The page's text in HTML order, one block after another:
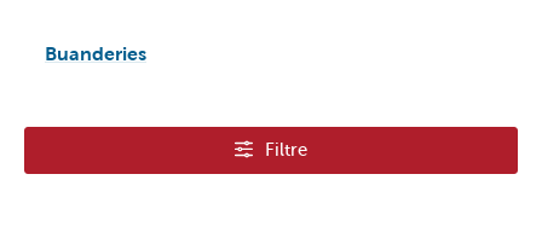
Buanderies
Filtre